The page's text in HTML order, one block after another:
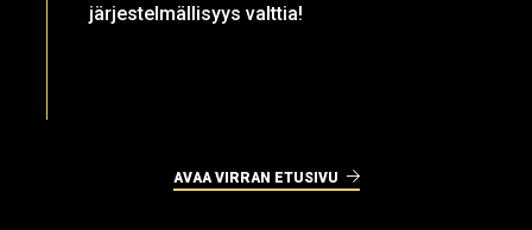
järjestelmällisyys valttia!
AVAA VIRRAN ETUSIVU